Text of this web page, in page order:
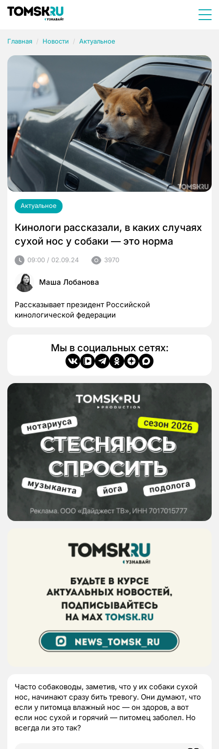
Главная Новости Актуальное
Актуальное
Кинологи рассказали, в каких случаях
сухой нос у собаки — это норма
09:00 / 02.09.24 3970
Маша Лобанова
Рассказывает президент Российской
кинологической федерации
Мы в социальных сетях:
Часто собаководы, заметив, что у их собаки сухой
нос, начинают сразу бить тревогу. Они думают, что
если у питомца влажный нос — он здоров, а вот
если нос сухой и горячий — питомец заболел. Но
всегда ли это так?